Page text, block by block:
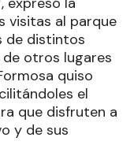
visitas al parque
de distintos
de otros lugares
quiso
el
que disfruten a
y de sus